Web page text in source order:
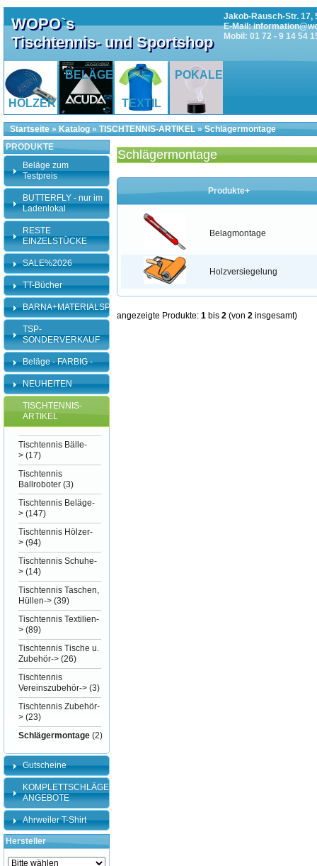
WOPO`s
Tischtennis- und Sportshop
Jakob-Rausch-Str. 17,
E-Mail:
Mobil: 01 72 - 9 14 54
HÖLZER
BELÄGE
TEXTIL
POKALE
Startseite » Katalog » TISCHTENNIS-ARTIKEL»Schlägermontage
Schlägermontage
Produkte+
Belagmontage
Holzversiegelung
angezeigte Produkte: 1 bis 2 (von 2 insgesamt)
PRODUKTE
Beläge zum
Testpreis
BUTTERFLY - nur im
Ladenlokal
RESTE
EINZELSTÜCKE
SALE%2026
TT-Bücher
BARNA+MATERIALSPEZI
TSP-
SONDERVERKAUF
Beläge - FARBIG -
NEUHEITEN
TISCHTENNIS-
ARTIKEL
Tischtennis Bälle-
> (17)
Tischtennis
Ballroboter (3)
Tischtennis Beläge-
> (147)
Tischtennis Hölzer-
> (94)
Tischtennis Schuhe-
> (14)
Tischtennis Taschen,
Hüllen-> (39)
Tischtennis Textilien-
> (89)
Tischtennis Tische u.
Zubehör-> (26)
Tischtennis
Vereinszubehör-> (3)
Tischtennis Zubehör-
> (23)
Schlägermontage (2)
Gutscheine
KOMPLETTSCHLÄGER-
ANGEBOTE
Ahrweiler T-Shirt
Hersteller